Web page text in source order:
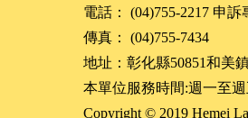
電話： (04)755-2217 申訴
傳真： (04)755-7434
地址：彰化縣50851和美
本單位服務時間:週一至
Copyright© 2019 Hemei